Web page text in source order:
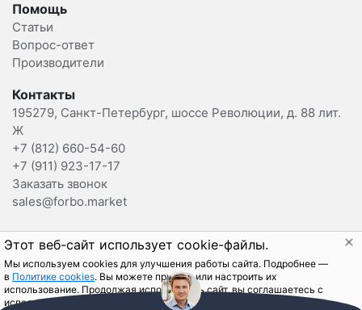
Этот веб-сайт использует cookie-файлы.
Мы используем cookies для улучшения работы сайта. Подробнее —
в Политике cookies. Вы можете принять или настроить их
использование. Продолжая использовать сайт, вы соглашаетесь с
использованием cookie-файлов.
Помощь
Статьи
Вопрос-ответ
Производители
Контакты
195279, Санкт-Петербург, шоссе Революции, д. 88 лит.
Ж
+7 (812) 660-54-60
+7 (911) 923-17-17
Заказать звонок
sales@forbo.market
2015-2025 Forbo.Market Вы можете отозвать
согласие на обработку данных, написав на
sales@forbo.market.